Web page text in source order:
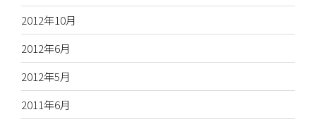
2012年10月
2012年6月
2012年5月
2011年6月